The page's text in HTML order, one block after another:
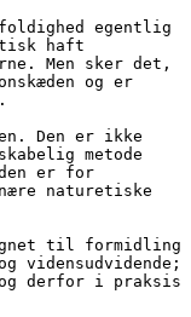
egentlig
haft
Men sker det,
og er
Den er ikke
metode
er for
naturetiske
til formidling
vidensudvidende;
derfor i praksis